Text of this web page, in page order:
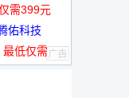
需399元
佑科技
低仅需